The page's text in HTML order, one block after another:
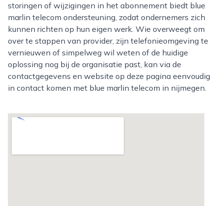
storingen of wijzigingen in het abonnement biedt blue
marlin telecom ondersteuning, zodat ondernemers zich
kunnen richten op hun eigen werk. Wie overweegt om
over te stappen van provider, zijn telefonieomgeving te
vernieuwen of simpelweg wil weten of de huidige
oplossing nog bij de organisatie past, kan via de
contactgegevens en website op deze pagina eenvoudig
in contact komen met blue marlin telecom in nijmegen.